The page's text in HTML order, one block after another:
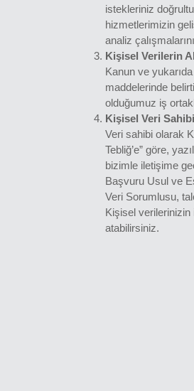
istekleriniz
hizmetlerimizin
analiz
Kişisel Verilerin
Kanun ve
maddelerinde
olduğumuz iş
Kişisel Veri
Veri sahibi olarak
Tebliğ’e” göre,
bizimle iletişime
Başvuru Usul ve
Veri Sorumlusu,
Kişisel verilerinizin
atabilirsiniz.